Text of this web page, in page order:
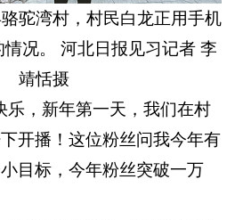
驼湾村，村民白龙正用手机
况。 河北日报见习记者 李
靖恬摄
乐，新年第一天，我们在村
开播！这位粉丝问我今年有
目标，今年粉丝突破一万